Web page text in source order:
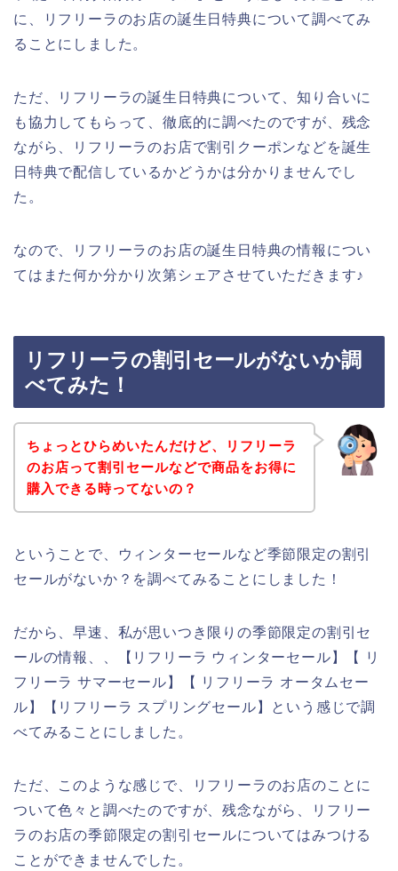
に、リフリーラのお店の誕生日特典について調べてみ
ることにしました。
ただ、リフリーラの誕生日特典について、知り合いに
も協力してもらって、徹底的に調べたのですが、残念
ながら、リフリーラのお店で割引クーポンなどを誕生
日特典で配信しているかどうかは分かりませんでし
た。
なので、リフリーラのお店の誕生日特典の情報につい
てはまた何か分かり次第シェアさせていただきます♪
リフリーラの割引セールがないか調
べてみた！
ちょっとひらめいたんだけど、リフリーラ
のお店って割引セールなどで商品をお得に
購入できる時ってないの？
ということで、ウィンターセールなど季節限定の割引
セールがないか？を調べてみることにしました！
だから、早速、私が思いつき限りの季節限定の割引セ
ールの情報、、【リフリーラ ウィンターセール】【 リ
フリーラ サマーセール】【 リフリーラ オータムセー
ル】【リフリーラ スプリングセール】という感じで調
べてみることにしました。
ただ、このような感じで、リフリーラのお店のことに
ついて色々と調べたのですが、残念ながら、リフリー
ラのお店の季節限定の割引セールについてはみつける
ことができませんでした。